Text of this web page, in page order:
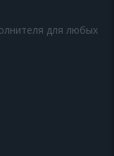
для любых